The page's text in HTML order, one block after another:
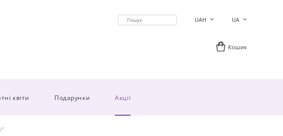
UAH UA
Кошик
квіти Подарунки Акції